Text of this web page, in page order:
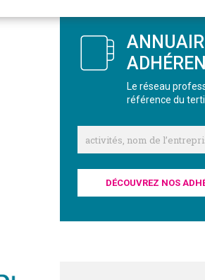
Le réseau
référence du
DÉCOUVREZ NOS